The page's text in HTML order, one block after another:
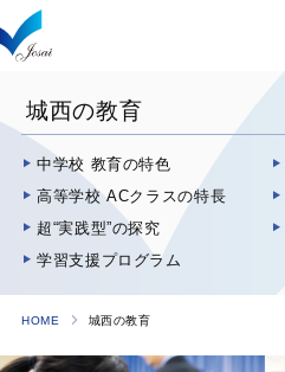
城西の教育
中学校 教育の特色
高等学校 ACクラスの特長
超“実践型”の探究
学習支援プログラム
HOME 城西の教育